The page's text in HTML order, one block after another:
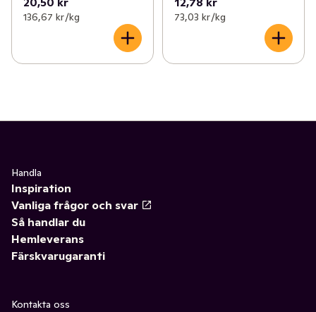
136,67 kr /kg 73,03 kr /kg
Handla
Inspiration
Vanliga frågor och svar
Så handlar du
Hemleverans
Färskvarugaranti
Kontakta oss